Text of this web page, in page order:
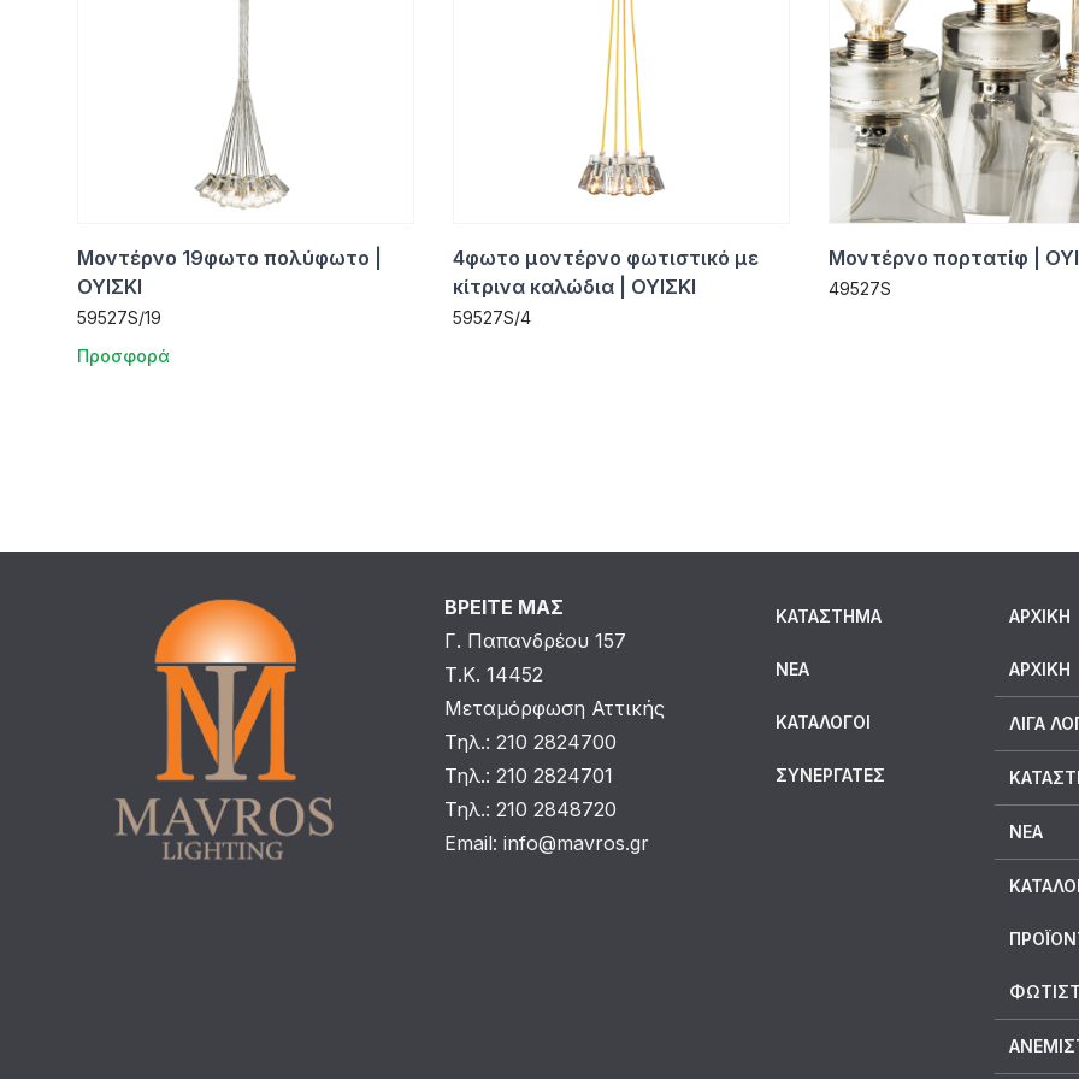
Μοντέρνο 19φωτο πολύφωτο |
ΟΥΙΣΚΙ
59527S/19
Προσφορά
4φωτο μοντέρνο φωτιστικό με
κίτρινα καλώδια | ΟΥΙΣΚΙ
59527S/4
Μοντέρνο πορτατίφ |
49527S
ΒΡΕΙΤΕ ΜΑΣ
Γ. Παπανδρέου 157
Τ.Κ. 14452
Μεταμόρφωση Αττικής
Τηλ.: 210 2824700
Τηλ.: 210 2824701
Τηλ.: 210 2848720
Email:info@mavros.gr
ΚΑΤΆΣΤΗΜΑ
ΝΈΑ
ΚΑΤΆΛΟΓΟΙ
ΣΥΝΕΡΓΆΤΕΣ
ΑΡΧΙΚΗ
ΑΡΧΙΚΉ
ΛΊΓΑ
ΝΈΑ